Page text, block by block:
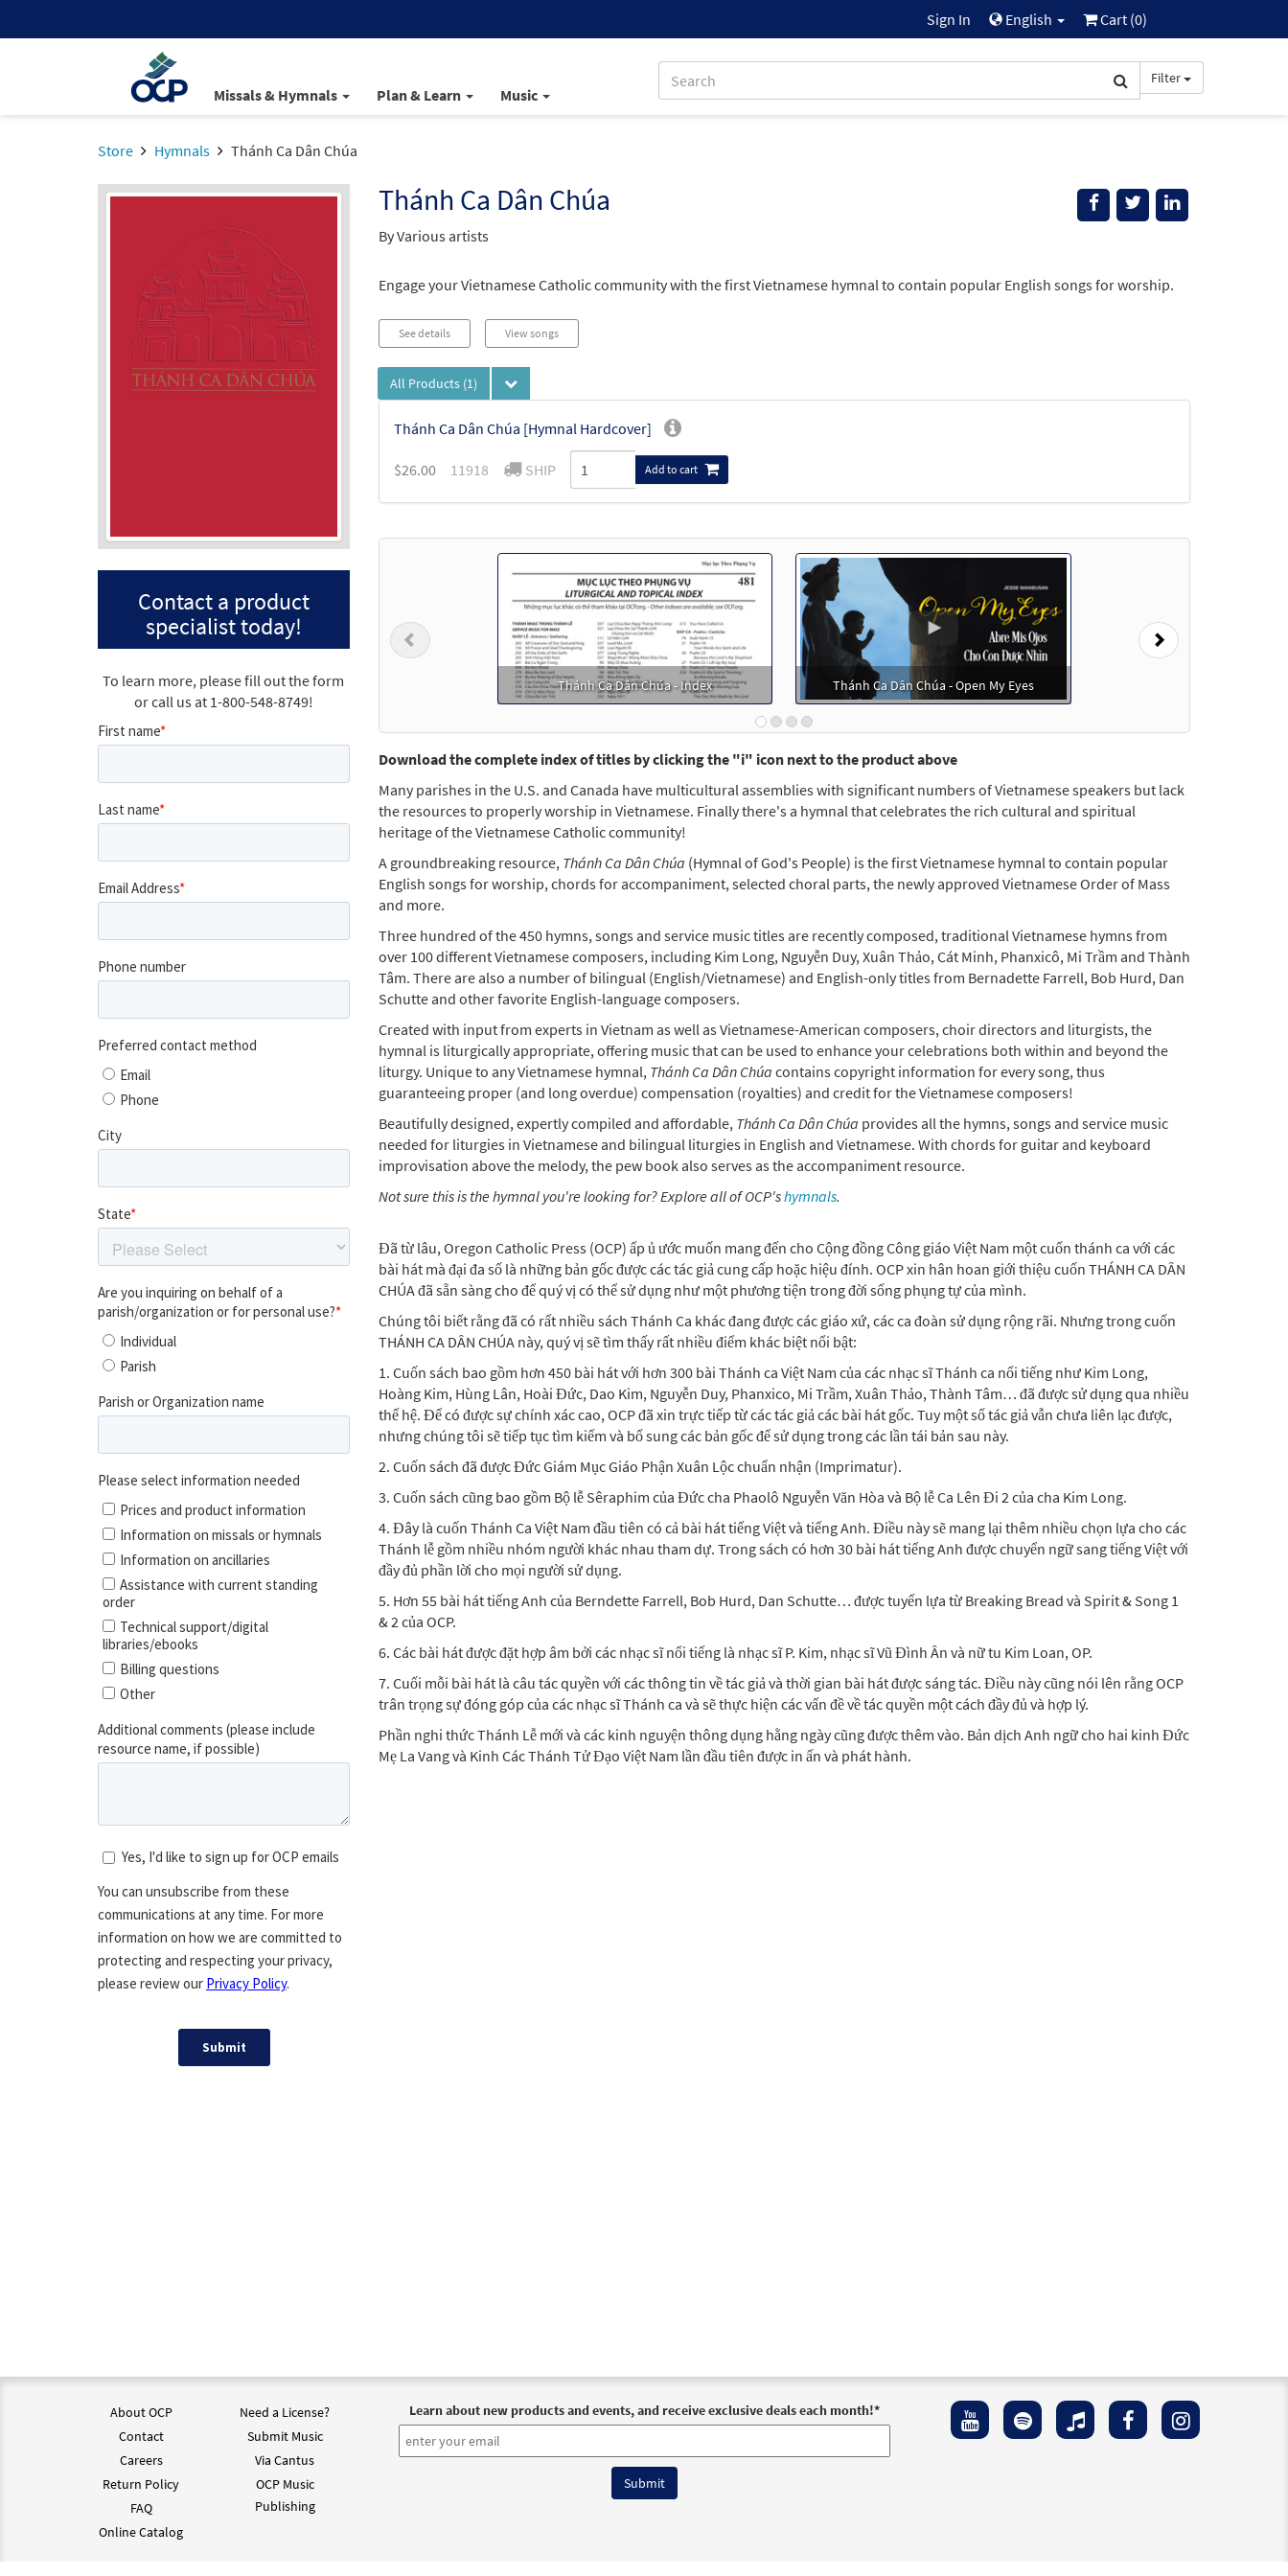
Sign In English Cart (0)
Missals & Hymnals Plan & Learn Music
Filter
Store Hymnals Thánh Ca Dân Chúa
Thánh Ca Dân Chúa
By Various artists
Contact a product
specialist today!
To learn more, please fill out the form
or call us at 1-800-548-8749!
Engage your Vietnamese Catholic community with the first Vietnamese hymnal to contain popular English songs for worship.
See details View songs
All Products (1)
Thánh Ca Dân Chúa [Hymnal Hardcover]
$26.00 11918 SHIP Add to cart
Thánh Ca Dân Chúa - Index Thánh Ca Dân Chúa - Open My Eyes
Previous Next
Download the complete index of titles by clicking the "i" icon next to the product above
Many parishes in the U.S. and Canada have multicultural assemblies with significant numbers of Vietnamese speakers but lack
the resources to properly worship in Vietnamese. Finally there's a hymnal that celebrates the rich cultural and spiritual
heritage of the Vietnamese Catholic community!
A groundbreaking resource, Thánh Ca Dân Chúa (Hymnal of God's People) is the first Vietnamese hymnal to contain popular
English songs for worship, chords for accompaniment, selected choral parts, the newly approved Vietnamese Order of Mass
and more.
Three hundred of the 450 hymns, songs and service music titles are recently composed, traditional Vietnamese hymns from
over 100 different Vietnamese composers, including Kim Long, Nguyễn Duy, Xuân Thảo, Cát Minh, Phanxicô, Mi Trầm and Thành
Tâm. There are also a number of bilingual (English/Vietnamese) and English-only titles from Bernadette Farrell, Bob Hurd, Dan
Schutte and other favorite English-language composers.
Created with input from experts in Vietnam as well as Vietnamese-American composers, choir directors and liturgists, the
hymnal is liturgically appropriate, offering music that can be used to enhance your celebrations both within and beyond the
liturgy. Unique to any Vietnamese hymnal, Thánh Ca Dân Chúa contains copyright information for every song, thus
guaranteeing proper (and long overdue) compensation (royalties) and credit for the Vietnamese composers!
Beautifully designed, expertly compiled and affordable, Thánh Ca Dân Chúa provides all the hymns, songs and service music
needed for liturgies in Vietnamese and bilingual liturgies in English and Vietnamese. With chords for guitar and keyboard
improvisation above the melody, the pew book also serves as the accompaniment resource.
Not sure this is the hymnal you're looking for? Explore all of OCP'shymnals.
Đã từ lâu, Oregon Catholic Press (OCP) ấp ủ ước muốn mang đến cho Cộng đồng Công giáo Việt Nam một cuốn thánh ca với các
bài hát mà đại đa số là những bản gốc được các tác giả cung cấp hoặc hiệu đính. OCP xin hân hoan giới thiệu cuốn THÁNH CA DÂN
CHÚA đã sẵn sàng cho để quý vị có thể sử dụng như một phương tiện trong đời sống phụng tự của mình.
Chúng tôi biết rằng đã có rất nhiều sách Thánh Ca khác đang được các giáo xứ, các ca đoàn sử dụng rộng rãi. Nhưng trong cuốn
THÁNH CA DÂN CHÚA này, quý vị sẽ tìm thấy rất nhiều điểm khác biệt nổi bật:
1. Cuốn sách bao gồm hơn 450 bài hát với hơn 300 bài Thánh ca Việt Nam của các nhạc sĩ Thánh ca nổi tiếng như Kim Long,
Hoàng Kim, Hùng Lân, Hoài Đức, Dao Kim, Nguyễn Duy, Phanxico, Mi Trầm, Xuân Thảo, Thành Tâm… đã được sử dụng qua nhiều
thế hệ. Để có được sự chính xác cao, OCP đã xin trực tiếp từ các tác giả các bài hát gốc. Tuy một số tác giả vẫn chưa liên lạc được,
nhưng chúng tôi sẽ tiếp tục tìm kiếm và bổ sung các bản gốc để sử dụng trong các lần tái bản sau này.
2. Cuốn sách đã được Đức Giám Mục Giáo Phận Xuân Lộc chuẩn nhận (Imprimatur).
3. Cuốn sách cũng bao gồm Bộ lễ Sêraphim của Đức cha Phaolô Nguyễn Văn Hòa và Bộ lễ Ca Lên Đi 2 của cha Kim Long.
4. Đây là cuốn Thánh Ca Việt Nam đầu tiên có cả bài hát tiếng Việt và tiếng Anh. Điều này sẽ mang lại thêm nhiều chọn lựa cho các
Thánh lễ gồm nhiều nhóm người khác nhau tham dự. Trong sách có hơn 30 bài hát tiếng Anh được chuyển ngữ sang tiếng Việt với
đầy đủ phần lời cho mọi người sử dụng.
5. Hơn 55 bài hát tiếng Anh của Berndette Farrell, Bob Hurd, Dan Schutte… được tuyển lựa từ Breaking Bread và Spirit & Song 1
& 2 của OCP.
6. Các bài hát được đặt hợp âm bởi các nhạc sĩ nổi tiếng là nhạc sĩ P. Kim, nhạc sĩ Vũ Đình Ân và nữ tu Kim Loan, OP.
7. Cuối mỗi bài hát là câu tác quyền với các thông tin về tác giả và thời gian bài hát được sáng tác. Điều này cũng nói lên rằng OCP
trân trọng sự đóng góp của các nhạc sĩ Thánh ca và sẽ thực hiện các vấn đề về tác quyền một cách đầy đủ và hợp lý.
Phần nghi thức Thánh Lễ mới và các kinh nguyện thông dụng hằng ngày cũng được thêm vào. Bản dịch Anh ngữ cho hai kinh Đức
Mẹ La Vang và Kinh Các Thánh Tử Đạo Việt Nam lần đầu tiên được in ấn và phát hành.
About OCP
Contact
Careers
Return Policy
FAQ
Online Catalog
Need a License?
Submit Music
Via Cantus
OCP Music
Publishing
Learn about new products and events, and receive exclusive deals each month!*